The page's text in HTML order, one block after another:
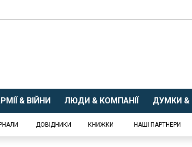
& ВІЙНИ ЛЮДИ & КОМПАНІЇ ДУМКИ &
ДОВІДНИКИ КНИЖКИ НАШІ ПАРТНЕРИ